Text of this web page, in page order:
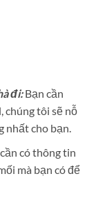
đi: Bạn cần
chúng tôi sẽ nỗ
nhất cho bạn.
có thông tin
mà bạn có để